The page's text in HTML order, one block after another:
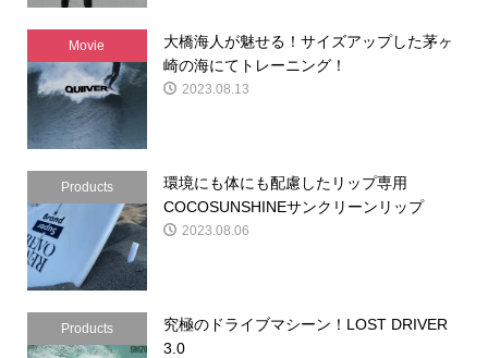
Movie
大橋海人が魅せる！サイズアップした茅ヶ
崎の海にてトレーニング！
2023.08.13
Products
環境にも体にも配慮したリップ専用
COCOSUNSHINEサンクリーンリップ
2023.08.06
Products
究極のドライブマシーン！LOST DRIVER
3.0